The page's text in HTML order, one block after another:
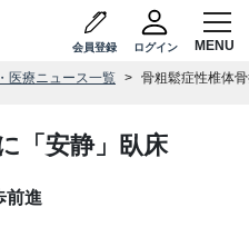
会員登録 ログイン
医療ニュース一覧 骨粗鬆症性椎体
「安静」臥床
前進